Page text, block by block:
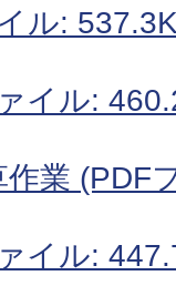
ル:
イル:
業 (PDF
イル: